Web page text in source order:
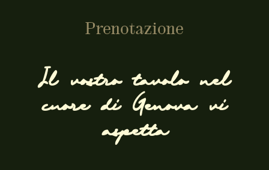
Prenotazione
Il vostro tavolo nel
cuore di Genova vi
aspetta